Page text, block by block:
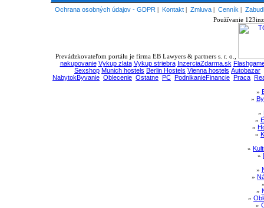
Ochrana osobných údajov - GDPR | Kontakt | Zmluva | Cenník |
Používanie
Prevádzkovateľom portálu je firma EB Lawyers & partners s. r. o.,
nakupovanie Vykup zlata Vykup striebra InzerciaZdarma.sk
Sexshop Munich hostels Berlin Hostels Vienna hostels Autobazar
NabytokByvanie Oblecenie Ostatne PC PodnikanieFinancie Praca
»
»
»
»
»
»
»
»
»
»
»
»
»